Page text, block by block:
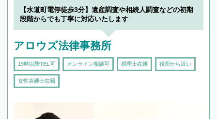
【水道町電停徒歩3分】遺産調査や相続人調査などの初期
段階からでも丁寧に対応いたします
アロウズ法律事務所
19時以降TEL可 オンライン相談可 税理士在籍 役所から近い
女性弁護士在籍